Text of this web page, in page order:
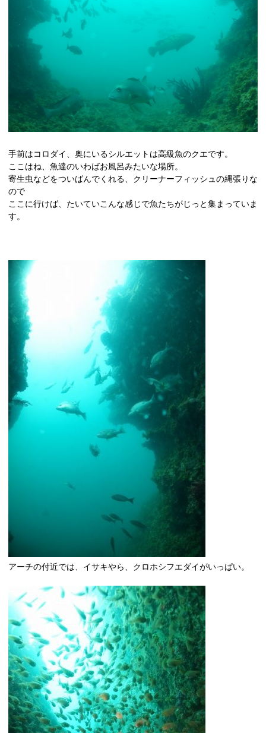
手前はコロダイ、奥にいるシルエットは高級魚のクエです。
ここはね、魚達のいわばお風呂みたいな場所。
寄生虫などをついばんでくれる、クリーナーフィッシュの縄張りな
ので
ここに行けば、たいていこんな感じで魚たちがじっと集まっていま
す。
アーチの付近では、イサキやら、クロホシフエダイがいっぱい。